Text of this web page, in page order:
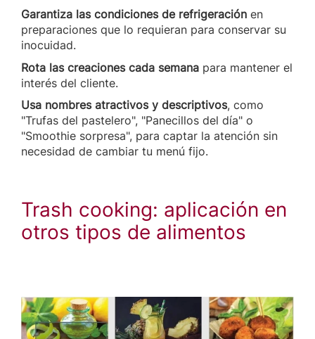
Garantiza las condiciones de refrigeración en
preparaciones que lo requieran para conservar su
inocuidad.
Rota las creaciones cada semana para mantener el
interés del cliente.
Usa nombres atractivos y descriptivos, como
"Trufas del pastelero", "Panecillos del día" o
"Smoothie sorpresa", para captar la atención sin
necesidad de cambiar tu menú fijo.
Trash cooking: aplicación en
otros tipos de alimentos